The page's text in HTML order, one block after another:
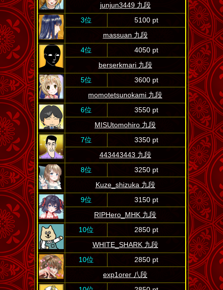
junjun3449 九段
3位
5100 pt
massuan 九段
4位
4050 pt
berserkmari 九段
5位
3600 pt
momotetsunokami 九段
6位
3550 pt
MISUtomohiro 九段
7位
3350 pt
443443443 九段
8位
3250 pt
Kuze_shizuka 九段
9位
3150 pt
RIPHero_MHK 九段
10位
2850 pt
WHITE_SHARK 九段
10位
2850 pt
exp1orer 八段